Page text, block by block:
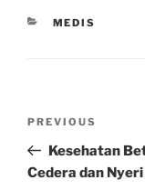
CATEGORIES
MEDIS
Previous
Post
PREVIOUS
Kesehatan
Cedera dan Nyeri